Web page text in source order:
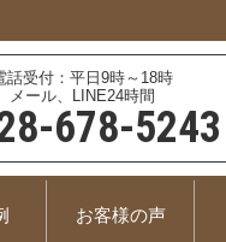
平日9時～18時
メール、LINE24時間
678-5243
お客様の声